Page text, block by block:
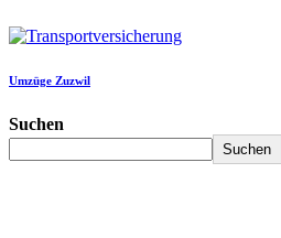
Umzüge Zuzwil
Suchen
Suchen